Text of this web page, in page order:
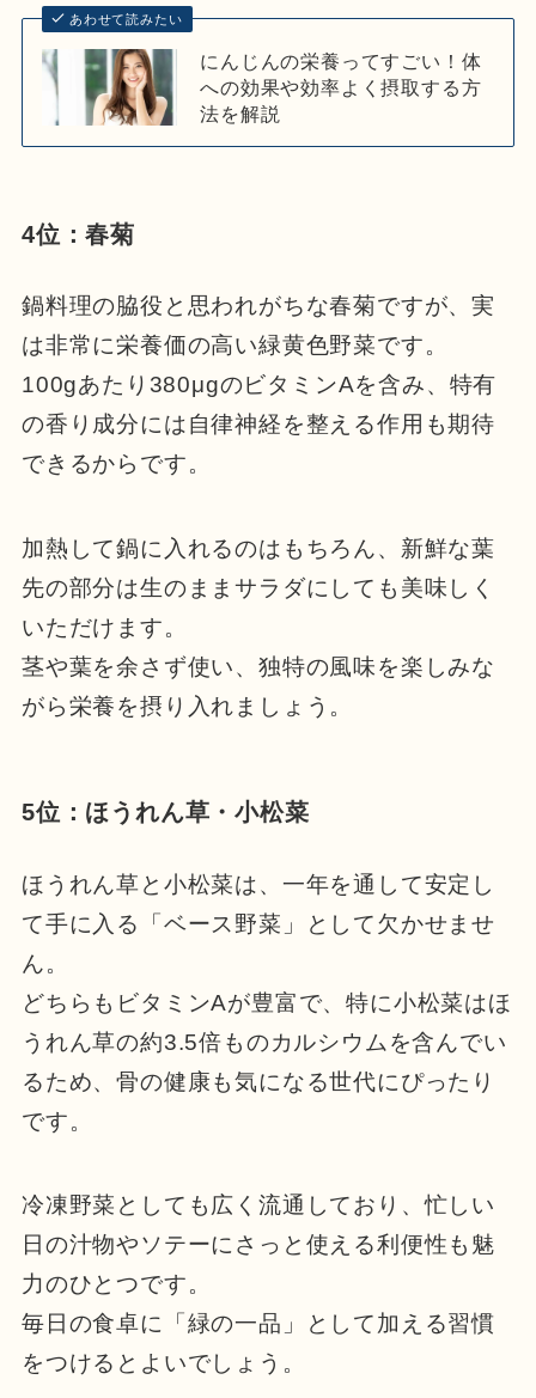
あわせて読みたい
にんじんの栄養ってすごい！体
への効果や効率よく摂取する方
法を解説
4位：春菊
鍋料理の脇役と思われがちな春菊ですが、実
は非常に栄養価の高い緑黄色野菜です。
100gあたり380μgのビタミンAを含み、特有
の香り成分には自律神経を整える作用も期待
できるからです。
加熱して鍋に入れるのはもちろん、新鮮な葉
先の部分は生のままサラダにしても美味しく
いただけます。
茎や葉を余さず使い、独特の風味を楽しみな
がら栄養を摂り入れましょう。
5位：ほうれん草・小松菜
ほうれん草と小松菜は、一年を通して安定し
て手に入る「ベース野菜」として欠かせませ
ん。
どちらもビタミンAが豊富で、特に小松菜はほ
うれん草の約3.5倍ものカルシウムを含んでい
るため、骨の健康も気になる世代にぴったり
です。
冷凍野菜としても広く流通しており、忙しい
日の汁物やソテーにさっと使える利便性も魅
力のひとつです。
毎日の食卓に「緑の一品」として加える習慣
をつけるとよいでしょう。